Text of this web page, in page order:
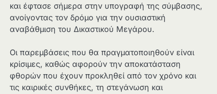
και έφτασε σήμερα στην υπογραφή της σύμβασης,
ανοίγοντας τον δρόμο για την ουσιαστική
αναβάθμιση του Δικαστικού Μεγάρου.
Οι παρεμβάσεις που θα πραγματοποιηθούν είναι
κρίσιμες, καθώς αφορούν την αποκατάσταση
φθορών που έχουν προκληθεί από τον χρόνο και
τις καιρικές συνθήκες, τη στεγάνωση και